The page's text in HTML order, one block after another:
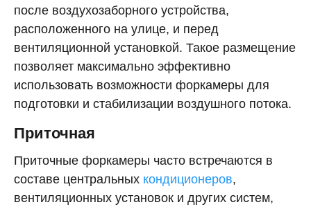
после воздухозаборного устройства,
расположенного на улице, и перед
вентиляционной установкой. Такое размещение
позволяет максимально эффективно
использовать возможности форкамеры для
подготовки и стабилизации воздушного потока.
Приточная
Приточные форкамеры часто встречаются в
составе центральных кондиционеров,
вентиляционных установок и других систем,